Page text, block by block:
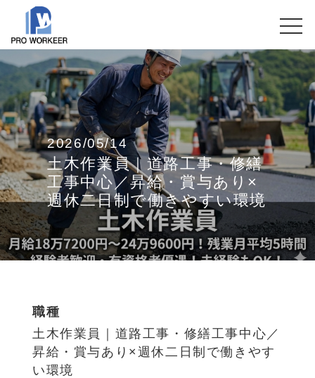
2026/05/14
土木作業員｜道路工事・修繕
工事中心／昇給・賞与あり×
週休二日制で働きやすい環境
職種
土木作業員｜道路工事・修繕工事中心／
昇給・賞与あり×週休二日制で働きやす
い環境